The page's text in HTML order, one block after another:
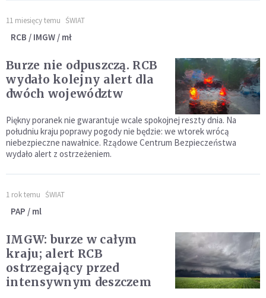
11 miesięcy temu ŚWIAT
RCB / IMGW / mł
Burze nie odpuszczą. RCB
wydało kolejny alert dla
dwóch województw
Piękny poranek nie gwarantuje wcale spokojnej reszty dnia. Na
południu kraju poprawy pogody nie będzie: we wtorek wrócą
niebezpieczne nawałnice. Rządowe Centrum Bezpieczeństwa
wydało alert z ostrzeżeniem.
1 rok temu ŚWIAT
PAP / ml
IMGW: burze w całym
kraju; alert RCB
ostrzegający przed
intensywnym deszczem